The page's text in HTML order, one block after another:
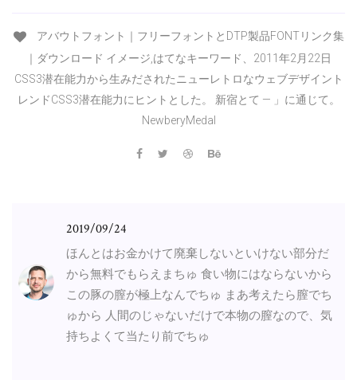
アバウトフォント｜フリーフォントとDTP製品FONTリンク集
｜ダウンロード イメージ,はてなキーワード、2011年2月22日
CSS3潜在能力から生みだされたニューレトロなウェブデザイント
レンドCSS3潜在能力にヒントとした。 新宿とて — 」に通じて。
NewberyMedal
2019/09/24
ほんとはお金かけて廃棄しないといけない部分だ
から無料でもらえまちゅ 食い物にはならないから
この豚の膣が極上なんでちゅ まあ考えたら膣でち
ゅから 人間のじゃないだけで本物の膣なので、気
持ちよくて当たり前でちゅ